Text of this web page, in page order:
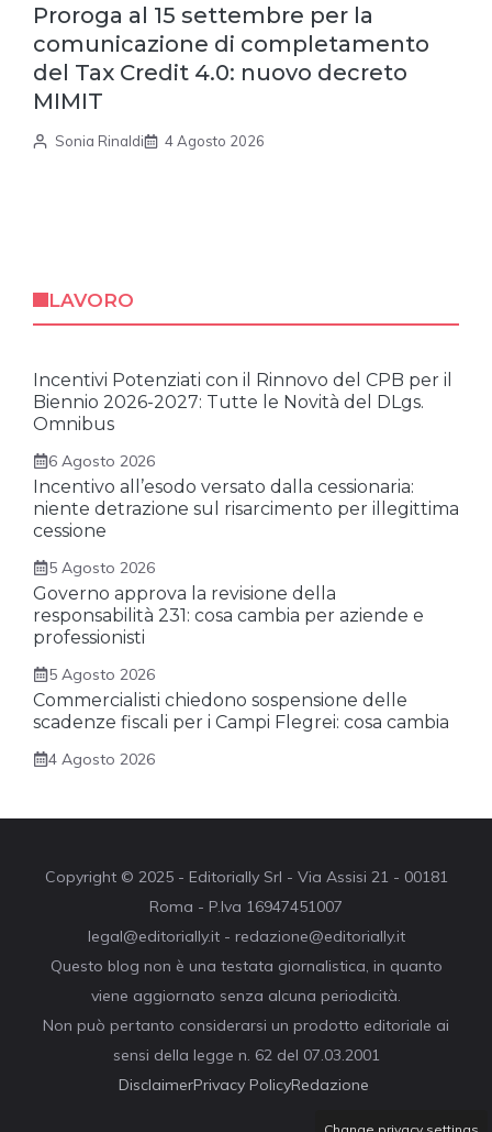
Proroga al 15 settembre per la
comunicazione di completamento
del Tax Credit 4.0: nuovo decreto
MIMIT
Sonia Rinaldi 4 Agosto 2026
LAVORO
Incentivi Potenziati con il Rinnovo del CPB per il
Biennio 2026-2027: Tutte le Novità del DLgs.
Omnibus
6 Agosto 2026
Incentivo all’esodo versato dalla cessionaria:
niente detrazione sul risarcimento per illegittima
cessione
5 Agosto 2026
Governo approva la revisione della
responsabilità 231: cosa cambia per aziende e
professionisti
5 Agosto 2026
Commercialisti chiedono sospensione delle
scadenze fiscali per i Campi Flegrei: cosa cambia
4 Agosto 2026
Copyright © 2025 - Editorially Srl - Via Assisi 21 - 00181
Roma - P.Iva 16947451007
legal@editorially.it - redazione@editorially.it
Questo blog non è una testata giornalistica, in quanto
viene aggiornato senza alcuna periodicità.
Non può pertanto considerarsi un prodotto editoriale ai
sensi della legge n. 62 del 07.03.2001
DisclaimerPrivacy PolicyRedazione